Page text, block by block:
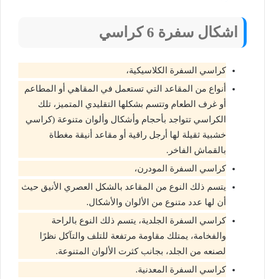
اشكال سفرة 6 كراسي
كراسي السفرة الكلاسيكية،
أنواع من المقاعد التي تستعمل في المقاهي أو المطاعم
أو غرف الطعام وتتسم بشكلها التقليدي المتميز، تلك
الكراسي تتواجد بأحجام وأشكال وألوان متنوعة (كراسي
خشبية ثقيلة لها أرجل راقية أو مقاعد أنيقة مغطاة
بالقماش الفاخر.
كراسي السفرة المودرن،
يتسم ذلك النوع من المقاعد بالشكل العصري الأنيق حيث
أن لها عدد متنوع من الألوان والأشكال.
كراسي السفرة الجلدية، يتسم ذلك النوع بالراحة
والفخامة، يمتلك مقاومة مرتفعة للتلف والتآكل نظرًا
لصنعه من الجلد، بجانب كثرت الألوان المتنوعة.
كراسي السفرة المعدنية.